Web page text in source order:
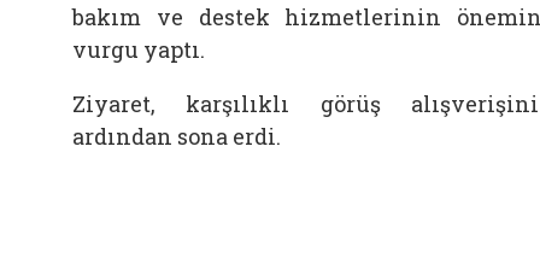
bakım ve destek hizmetlerinin
vurgu yaptı.
Ziyaret, karşılıklı görüş
ardından sona erdi.